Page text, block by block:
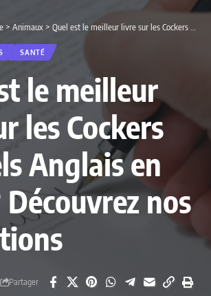
> Animaux > Quel est le meilleur livre sur les Cockers Spaniels Anglais en 2026 ? Découvrez nos 3 sélections
SANTÉ
le meilleur
les Cockers
Anglais en
nos
Partager